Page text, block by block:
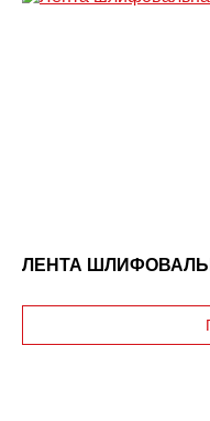
ЛЕНТА